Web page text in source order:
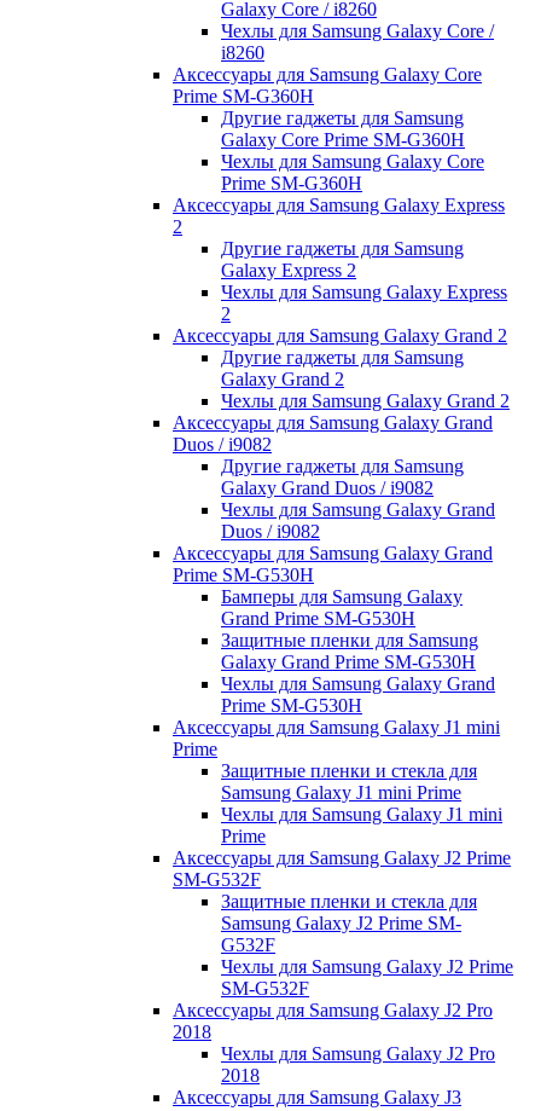
Galaxy Core / i8260
Чехлы для Samsung Galaxy Core /
i8260
Аксессуары для Samsung Galaxy Core
Prime SM-G360H
Другие гаджеты для Samsung
Galaxy Core Prime SM-G360H
Чехлы для Samsung Galaxy Core
Prime SM-G360H
Аксессуары для Samsung Galaxy Express
2
Другие гаджеты для Samsung
Galaxy Express 2
Чехлы для Samsung Galaxy Express
2
Аксессуары для Samsung Galaxy Grand 2
Другие гаджеты для Samsung
Galaxy Grand 2
Чехлы для Samsung Galaxy Grand 2
Аксессуары для Samsung Galaxy Grand
Duos / i9082
Другие гаджеты для Samsung
Galaxy Grand Duos / i9082
Чехлы для Samsung Galaxy Grand
Duos / i9082
Аксессуары для Samsung Galaxy Grand
Prime SM-G530H
Бамперы для Samsung Galaxy
Grand Prime SM-G530H
Защитные пленки для Samsung
Galaxy Grand Prime SM-G530H
Чехлы для Samsung Galaxy Grand
Prime SM-G530H
Аксессуары для Samsung Galaxy J1 mini
Prime
Защитные пленки и стекла для
Samsung Galaxy J1 mini Prime
Чехлы для Samsung Galaxy J1 mini
Prime
Аксессуары для Samsung Galaxy J2 Prime
SM-G532F
Защитные пленки и стекла для
Samsung Galaxy J2 Prime SM-
G532F
Чехлы для Samsung Galaxy J2 Prime
SM-G532F
Аксессуары для Samsung Galaxy J2 Pro
2018
Чехлы для Samsung Galaxy J2 Pro
2018
Аксессуары для Samsung Galaxy J3